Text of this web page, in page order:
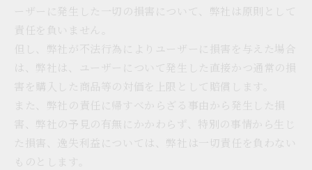
ーザーに発生した一切の損害について、弊社は原則として
責任を負いません。
但し、弊社が不法行為によりユーザーに損害を与えた場合
は、弊社は、ユーザーについて発生した直接かつ通常の損
害を購入した商品等の対価を上限として賠償します。
また、弊社の責任に帰すべからざる事由から発生した損
害、弊社の予見の有無にかかわらず、特別の事情から生じ
た損害、逸失利益については、弊社は一切責任を負わない
ものとします。